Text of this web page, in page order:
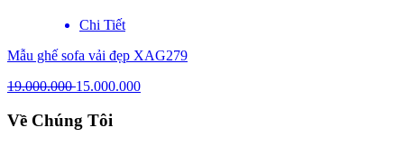
Chi Tiết
Mẫu ghế sofa vải đẹp XAG279
19.000.00015.000.000
Về Chúng Tôi